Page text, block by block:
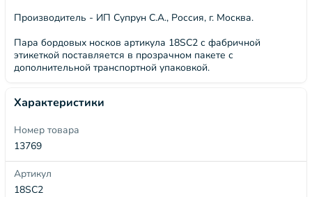
Производитель - ИП Супрун С.А., Россия, г. Москва.
Пара бордовых носков артикула 18SC2 с фабричной
этикеткой поставляется в прозрачном пакете с
дополнительной транспортной упаковкой.
Характеристики
Номер товара
13769
Артикул
18SC2